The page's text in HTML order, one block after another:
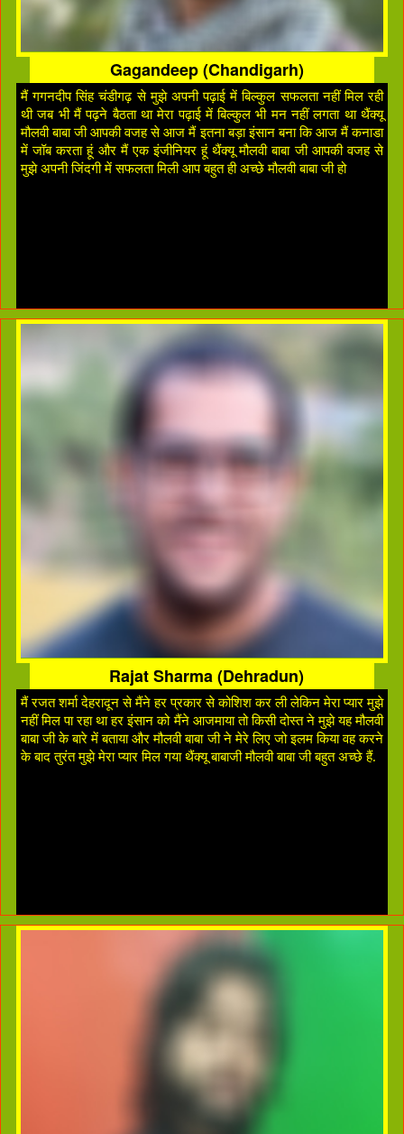
Gagandeep (Chandigarh)
मैं गगनदीप सिंह चंडीगढ़ से मुझे अपनी पढ़ाई में बिल्कुल सफलता नहीं मिल रही
थी जब भी मैं पढ़ने बैठता था मेरा पढ़ाई में बिल्कुल भी मन नहीं लगता था थैंक्यू
मौलवी बाबा जी आपकी वजह से आज मैं इतना बड़ा इंसान बना कि आज मैं कनाडा
में जॉब करता हूं और मैं एक इंजीनियर हूं थैंक्यू मौलवी बाबा जी आपकी वजह से
मुझे अपनी जिंदगी में सफलता मिली आप बहुत ही अच्छे मौलवी बाबा जी हो
Rajat Sharma (Dehradun)
मैं रजत शर्मा देहरादून से मैंने हर प्रकार से कोशिश कर ली लेकिन मेरा प्यार मुझे
नहीं मिल पा रहा था हर इंसान को मैंने आजमाया तो किसी दोस्त ने मुझे यह मौलवी
बाबा जी के बारे में बताया और मौलवी बाबा जी ने मेरे लिए जो इलम किया वह करने
के बाद तुरंत मुझे मेरा प्यार मिल गया थैंक्यू बाबाजी मौलवी बाबा जी बहुत अच्छे हैं.